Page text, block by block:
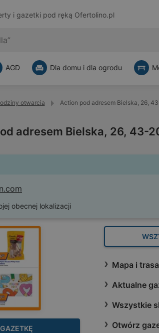
i gazetki pod ręką Ofertolino.pl
AGD Dla domu i dla ogrodu
otwarcia Action pod adresem Bielska, 26,
adresem Bielska, 26, 43-
obecnej lokalizacji
Mapa i trasa
Aktualne
Wszystkie
Otwórz